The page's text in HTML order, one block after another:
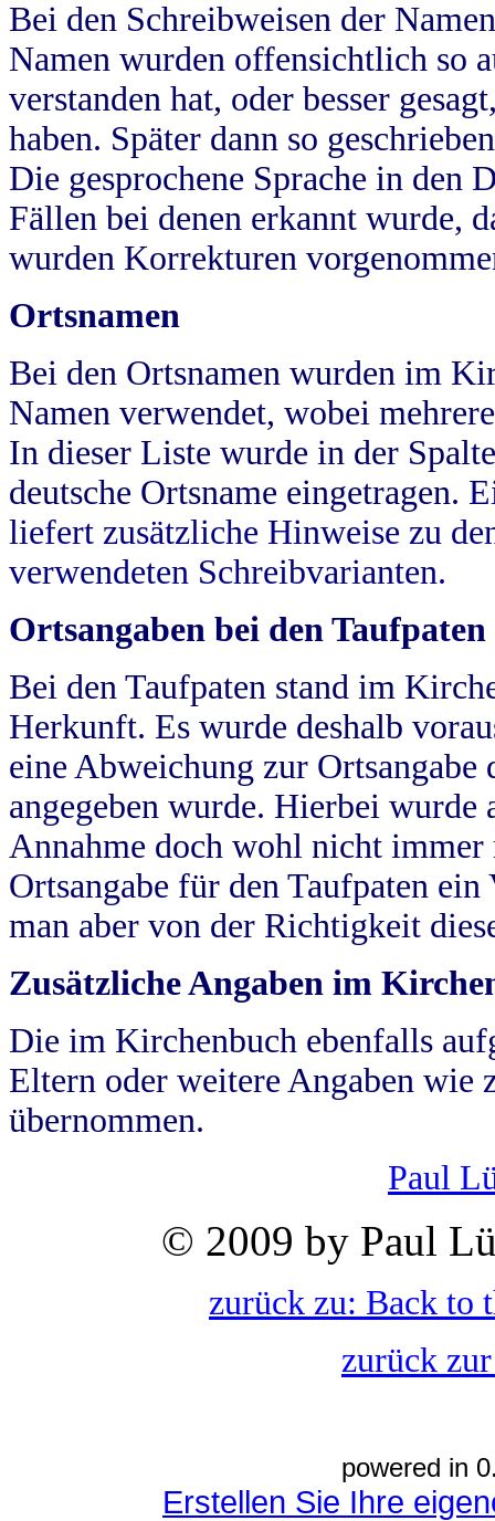
Bei den Schreibweisen der
Namen wurden offensichtlich so
verstanden hat, oder besser
haben. Später dann so
Die gesprochene Sprache in
Fällen bei denen erkannt wurde,
wurden Korrekturen
Ortsnamen
Bei den Ortsnamen wurden im
Namen verwendet, wobei
In dieser Liste wurde in der
deutsche Ortsname eingetragen.
liefert zusätzliche Hinweise zu
verwendeten Schreibvarianten.
Ortsangaben bei den Taufpaten
Bei den Taufpaten stand im
Herkunft. Es wurde deshalb
eine Abweichung zur
angegeben wurde. Hierbei wurde
Annahme doch wohl nicht
Ortsangabe für den Taufpaten
man aber von der Richtigkeit
Zusätzliche Angaben im
Die im Kirchenbuch ebenfalls
Eltern oder weitere Angaben wie
übernommen.
Paul
© 2009 by Paul
zurück zu: Back to
zurück
powered in
Erstellen Sie Ihre